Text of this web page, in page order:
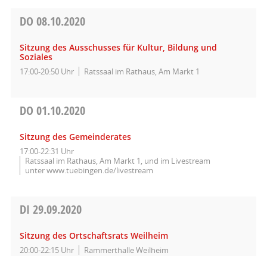
DO 08.10.2020
Sitzung des Ausschusses für Kultur, Bildung und
Soziales
17:00-20:50 Uhr Ratssaal im Rathaus, Am Markt 1
DO 01.10.2020
Sitzung des Gemeinderates
17:00-22:31 Uhr
Ratssaal im Rathaus, Am Markt 1, und im Livestream
unter www.tuebingen.de/livestream
DI 29.09.2020
Sitzung des Ortschaftsrats Weilheim
20:00-22:15 Uhr Rammerthalle Weilheim